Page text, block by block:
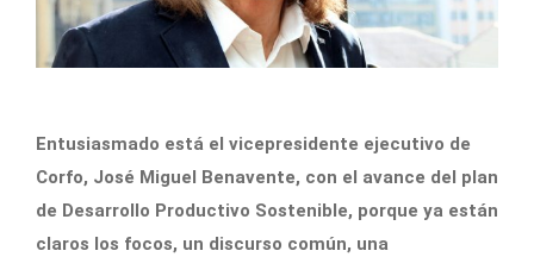
Entusiasmado está el vicepresidente ejecutivo de
Corfo, José Miguel Benavente, con el avance del plan
de Desarrollo Productivo Sostenible, porque ya están
claros los focos, un discurso común, una